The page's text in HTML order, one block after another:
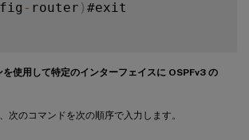
- router ) #exit
を使用して特定のインターフェイスに OSPFv3 の
次のコマンドを次の順序で入力します。